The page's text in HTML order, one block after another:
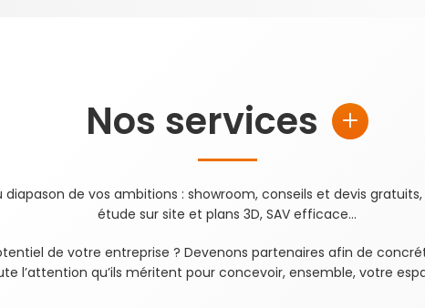
Nos services
de vos ambitions : showroom, conseils et devis
étude sur site et plans 3D, SAV efficace…
de votre entreprise ? Devenons partenaires afin de
l’attention qu’ils méritent pour concevoir, ensemble, votre